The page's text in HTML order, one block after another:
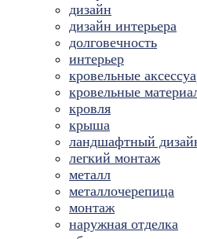
дизайн
дизайн интерьера
долговечность
интерьер
кровельные
кровельные
кровля
крыша
ландшафтный
легкий монтаж
металл
металлочерепица
монтаж
наружная отделка